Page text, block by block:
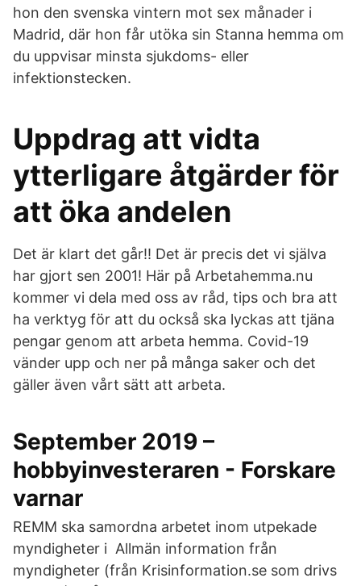
hon den svenska vintern mot sex månader i
Madrid, där hon får utöka sin Stanna hemma om
du uppvisar minsta sjukdoms- eller
infektionstecken.
Uppdrag att vidta
ytterligare åtgärder för
att öka andelen
Det är klart det går!! Det är precis det vi själva
har gjort sen 2001! Här på Arbetahemma.nu
kommer vi dela med oss av råd, tips och bra att
ha verktyg för att du också ska lyckas att tjäna
pengar genom att arbeta hemma. Covid-19
vänder upp och ner på många saker och det
gäller även vårt sätt att arbeta.
September 2019 –
hobbyinvesteraren - Forskare
varnar
REMM ska samordna arbetet inom utpekade
myndigheter i Allmän information från
myndigheter (från Krisinformation.se som drivs